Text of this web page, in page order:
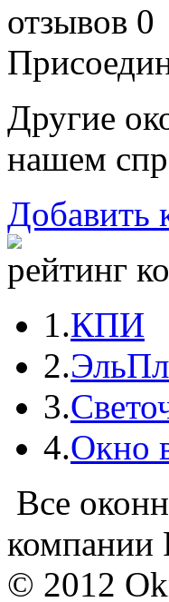
отзывов 0
Другие
нашем
Добавить
рейтинг
1.КПИ
2.
3.
4.Окно
Все
компании
© 2012